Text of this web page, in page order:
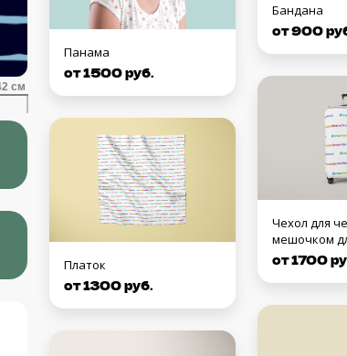
Панама
от 1500 руб.
Платок
от 1300 руб.
Бандана
от 900
Чехол для
мешочком
от 1700